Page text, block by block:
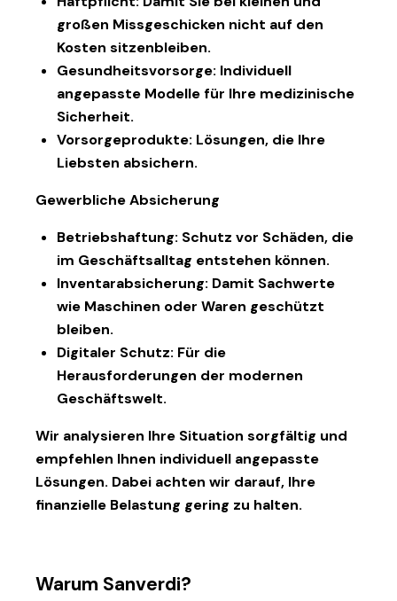
großen Missgeschicken nicht auf den
Kosten sitzenbleiben.
Gesundheitsvorsorge: Individuell
angepasste Modelle für Ihre medizinische
Sicherheit.
Vorsorgeprodukte: Lösungen, die Ihre
Liebsten absichern.
Gewerbliche Absicherung
Betriebshaftung: Schutz vor Schäden, die
im Geschäftsalltag entstehen können.
Inventarabsicherung: Damit Sachwerte
wie Maschinen oder Waren geschützt
bleiben.
Digitaler Schutz: Für die
Herausforderungen der modernen
Geschäftswelt.
Wir analysieren Ihre Situation sorgfältig und
empfehlen Ihnen individuell angepasste
Lösungen. Dabei achten wir darauf, Ihre
finanzielle Belastung gering zu halten.
Warum Sanverdi?